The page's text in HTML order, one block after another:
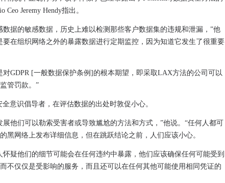
队伍与Google Cloud
Partner AWS在Telco Edge上
院在刑事审判中发现了“数字电话攻丝”
公司合作5G NR小型电池软件
骑手的送达
提高了实时Wi-Fi应用的服务质量
APAC的云机会
对数据泄漏缓慢反应的声明
Ceo Jeremy Hendy指出。
数据的敏感数据，历史上难以检测那些客户数据集的违规和泄漏，”他
要在组织网络之外的暴露数据进行定期监控，因为知道它发生了很重要
对GDPR [一般数据保护条例]的根本期望，即采取LAX方法的公司可以
管罚款。”
全意识倡导者，在评估数据的出处时敦促小心。
展他们可以勒索受害者或导致尴尬的方法和方式，”他说。“任何人都可
黑网络上发布详细信息，但在跳跃结论之前，人们应该小心。
怀疑他们的细节可能会在任何违约中暴露，他们应该确保任何可能受到
不仅仅是受影响的服务，而且还可以在任何其他可能使用相同凭证的